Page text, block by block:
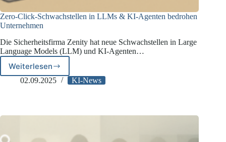
Zero-Click-Schwachstellen in LLMs & KI-Agenten bedrohen
Unternehmen
Die Sicherheitsfirma Zenity hat neue Schwachstellen in Large
Language Models (LLM) und KI-Agenten…
Weiterlesen
Zero-
Click-
&
02.09.2025 KI-News